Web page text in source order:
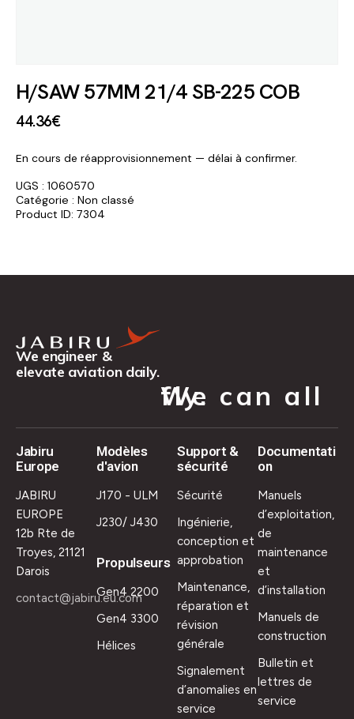
H/SAW 57MM 21/4 SB-225 COB
44.36€
En cours de réapprovisionnement — délai à confirmer.
UGS : 1060570
Catégorie : Non classé
Product ID: 7304
We engineer &
elevate aviation daily.
We can all fly.
Jabiru
Europe
JABIRU
EUROPE
12b Rte de
Troyes, 21121
Darois
contact@jabiru.eu.com
Modèles
d'avion
J170 - ULM
J230/ J430
Propulseurs
Gen4 2200
Gen4 3300
Hélices
Support &
sécurité
Sécurité
Ingénierie,
conception et
approbation
Maintenance,
réparation et
révision
générale
Signalement
d’anomalies en
service
Documentati
on
Manuels
d’exploitation,
de
maintenance
et
d’installation
Manuels de
construction
Bulletin et
lettres de
service